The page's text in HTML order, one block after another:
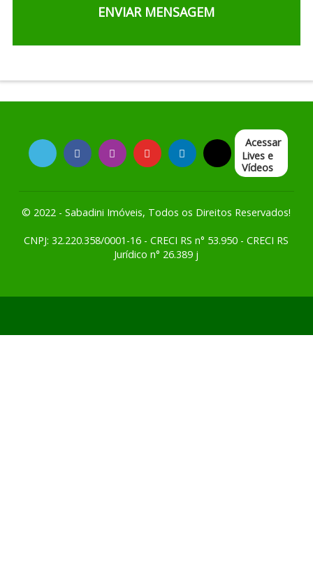
Acessar
Lives e
Vídeos
© 2022 - Sabadini Imóveis, Todos os Direitos Reservados!
CNPJ: 32.220.358/0001-16 - CRECI RS n° 53.950 - CRECI RS
Jurídico n° 26.389 j